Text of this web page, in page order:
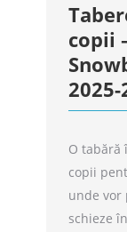
copii
2025-
O tabără
copii
unde vor
schieze